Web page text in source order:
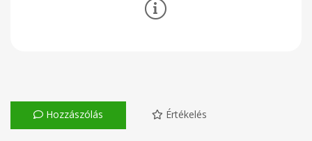
Hozzászólás Értékelés